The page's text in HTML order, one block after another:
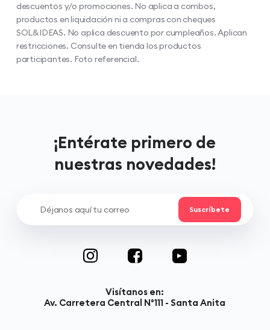
descuentos y/o promociones. No aplica a combos,
productos en liquidación ni a compras con cheques
SOL&IDEAS. No aplica descuento por cumpleaños. Aplican
restricciones. Consulte en tienda los productos
participantes. Foto referencial.
¡Entérate primero de
nuestras novedades!
Visítanos en:
Av. Carretera Central N°111 - Santa Anita